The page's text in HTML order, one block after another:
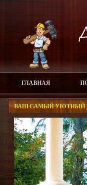
ГЛАВНАЯ
ВАШ САМЫЙ УЮТНЫЙ